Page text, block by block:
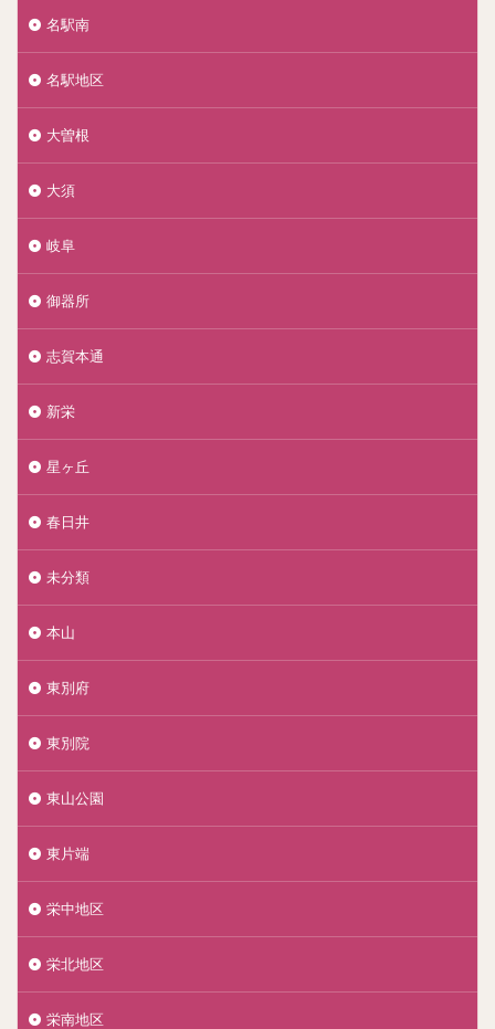
名駅南
名駅地区
大曽根
大須
岐阜
御器所
志賀本通
新栄
星ヶ丘
春日井
未分類
本山
東別府
東別院
東山公園
東片端
栄中地区
栄北地区
栄南地区